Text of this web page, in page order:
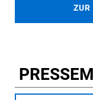
ZUR